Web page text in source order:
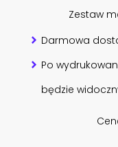
Zestaw
Darmowa
Po
będzie